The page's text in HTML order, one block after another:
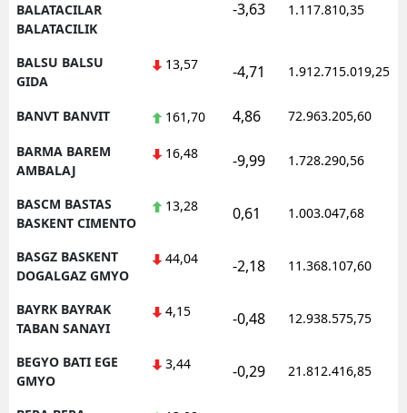
BALATACILAR
BALATACILIK
-3,63 1.117.810,35
BALSU BALSU
GIDA
13,57 -4,71 1.912.715.019,25
BANVT BANVIT 161,70 4,86 72.963.205,60
BARMA BAREM
AMBALAJ
16,48 -9,99 1.728.290,56
BASCM BASTAS
BASKENT CIMENTO
13,28 0,61 1.003.047,68
BASGZ BASKENT
DOGALGAZ GMYO
44,04 -2,18 11.368.107,60
BAYRK BAYRAK
TABAN SANAYI
4,15 -0,48 12.938.575,75
BEGYO BATI EGE
GMYO
3,44 -0,29 21.812.416,85